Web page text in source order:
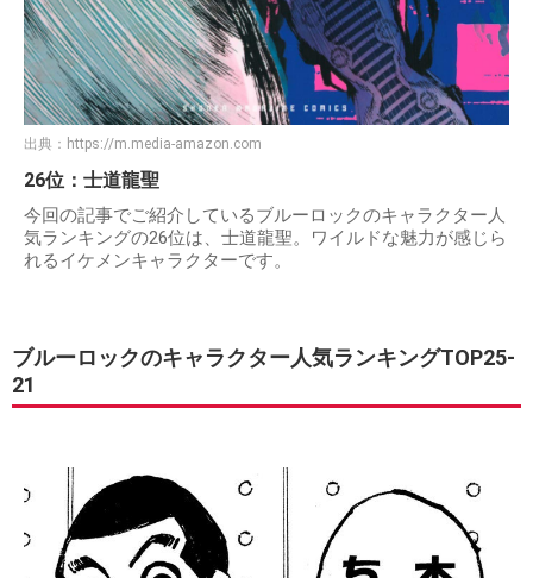
出典： https://m.media-amazon.com
26位：士道龍聖
今回の記事でご紹介しているブルーロックのキャラクター人
気ランキングの26位は、士道龍聖。ワイルドな魅力が感じら
れるイケメンキャラクターです。
ブルーロックのキャラクター人気ランキングTOP25-
21